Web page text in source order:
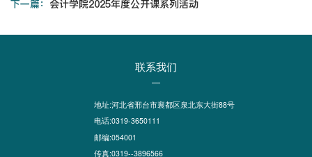
下一篇： 会计学院2025年度公开课系列活动
联系我们
地址:河北省邢台市襄都区泉北东大街88号
电话:0319-3650111
邮编:054001
传真:0319--3896566